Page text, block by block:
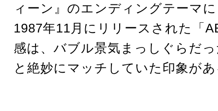
ィーン』のエンディングテーマ
1987年11月にリリースされた「
感は、バブル景気まっしぐらだ
と絶妙にマッチしていた印象が